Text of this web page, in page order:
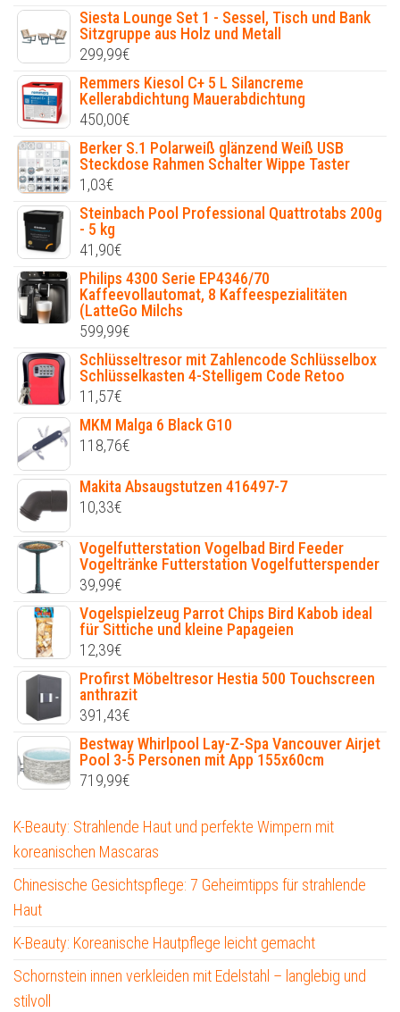
Siesta Lounge Set 1 - Sessel, Tisch und Bank
Sitzgruppe aus Holz und Metall
299,99€
Remmers Kiesol C+ 5 L Silancreme
Kellerabdichtung Mauerabdichtung
450,00€
Berker S.1 Polarweiß glänzend Weiß USB
Steckdose Rahmen Schalter Wippe Taster
1,03€
Steinbach Pool Professional Quattrotabs 200g
- 5 kg
41,90€
Philips 4300 Serie EP4346/70
Kaffeevollautomat, 8 Kaffeespezialitäten
(LatteGo Milchs
599,99€
Schlüsseltresor mit Zahlencode Schlüsselbox
Schlüsselkasten 4-Stelligem Code Retoo
11,57€
MKM Malga 6 Black G10
118,76€
Makita Absaugstutzen 416497-7
10,33€
Vogelfutterstation Vogelbad Bird Feeder
Vogeltränke Futterstation Vogelfutterspender
39,99€
Vogelspielzeug Parrot Chips Bird Kabob ideal
für Sittiche und kleine Papageien
12,39€
Profirst Möbeltresor Hestia 500 Touchscreen
anthrazit
391,43€
Bestway Whirlpool Lay-Z-Spa Vancouver Airjet
Pool 3-5 Personen mit App 155x60cm
719,99€
K-Beauty: Strahlende Haut und perfekte Wimpern mit
koreanischen Mascaras
Chinesische Gesichtspflege: 7 Geheimtipps für strahlende
Haut
K-Beauty: Koreanische Hautpflege leicht gemacht
Schornstein innen verkleiden mit Edelstahl – langlebig und
stilvoll